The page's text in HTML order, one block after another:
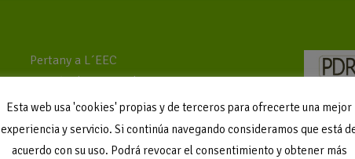
Pertany a L´EEC
Gestió: El Far Social
Avís legal, política de privacitat
Esta web usa 'cookies' propias y de terceros para ofrecerte una mejor
experiencia y servicio. Si continúa navegando consideramos que está
acuerdo con su uso. Podrá revocar el consentimiento y obtener más